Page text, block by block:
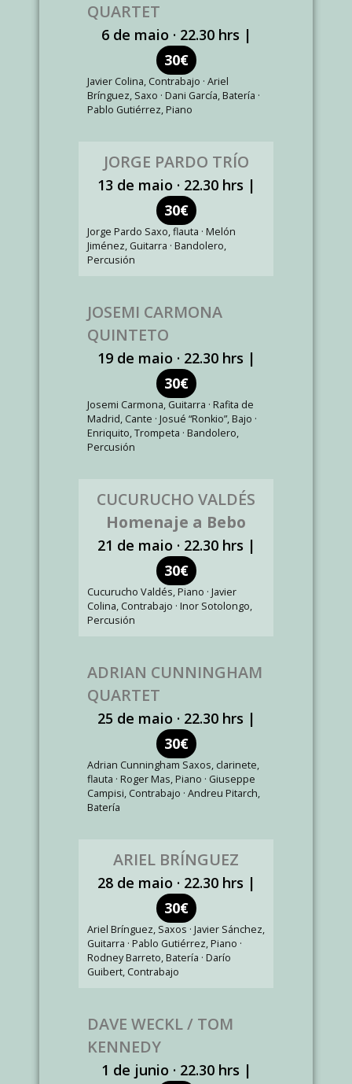
QUARTET
6 de maio · 22.30 hrs |
30€
Javier Colina, Contrabajo · Ariel
Brínguez, Saxo · Dani García, Batería ·
Pablo Gutiérrez, Piano
JORGE PARDO TRÍO
13 de maio · 22.30 hrs |
30€
Jorge Pardo Saxo, flauta · Melón
Jiménez, Guitarra · Bandolero,
Percusión
JOSEMI CARMONA
QUINTETO
19 de maio · 22.30 hrs |
30€
Josemi Carmona, Guitarra · Rafita de
Madrid, Cante · Josué “Ronkio”, Bajo ·
Enriquito, Trompeta · Bandolero,
Percusión
CUCURUCHO VALDÉS
Homenaje a Bebo
21 de maio · 22.30 hrs |
30€
Cucurucho Valdés, Piano · Javier
Colina, Contrabajo · Inor Sotolongo,
Percusión
ADRIAN CUNNINGHAM
QUARTET
25 de maio · 22.30 hrs |
30€
Adrian Cunningham Saxos, clarinete,
flauta · Roger Mas, Piano · Giuseppe
Campisi, Contrabajo · Andreu Pitarch,
Batería
ARIEL BRÍNGUEZ
28 de maio · 22.30 hrs |
30€
Ariel Brínguez, Saxos · Javier Sánchez,
Guitarra · Pablo Gutiérrez, Piano ·
Rodney Barreto, Batería · Darío
Guibert, Contrabajo
DAVE WECKL / TOM
KENNEDY
1 de junio · 22.30 hrs |